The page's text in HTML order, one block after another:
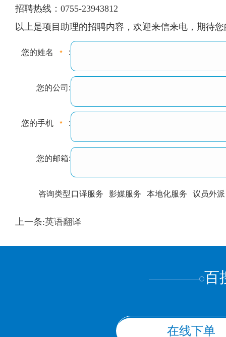
招聘热线：0755-23943812
以上是项目助理的招聘内容，欢迎来信来电，期待
您的姓名 :
您的公司:
您的手机 :
您的邮箱:
咨询类型口译服务 影媒服务 本地化服务 议员外派
训翻译
上一条:英语翻译
百
在线下单